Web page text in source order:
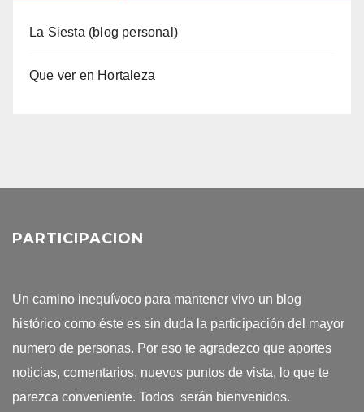
La Siesta (blog personal)
Que ver en Hortaleza
PARTICIPACION
Un camino inequívoco para mantener vivo un blog
histórico como éste es sin duda la participación del mayor
numero de personas. Por eso te agradezco que aportes
noticias, comentarios, nuevos puntos de vista, lo que te
parezca conveniente. Todos serán bienvenidos.